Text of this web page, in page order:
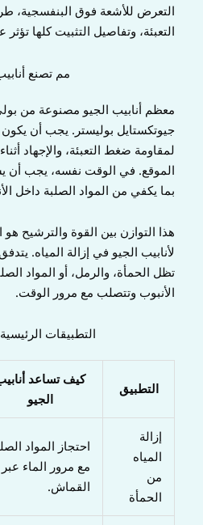
التعرض للأشعة فوق البنفسجية،
التعبئة، وتفاصيل التثبيت كلها تؤثر
مم تصنع
معظم أنابيب الجيو مصنوعة من
جيوتكستايل بوليستر. يجب أن
لمقاومة ضغط التعبئة، والإجهاد
الموقع. في الوقت نفسه، يجب أن
بما يكفي من المواد الصلبة داخل
هذا التوازن بين القوة والترشيح
لأنابيب الجيو في إزالة المياه.
تظل الحمأة، والرمل، أو المواد
الأنبوب وتتصلب مع مرور الوقت.
التطبيقات
التطبيق
كيف تساعد
الجيو
إزالة
المياه
من
الحمأة
احتجاز المواد
مع مرور الماء عبر
القماش.